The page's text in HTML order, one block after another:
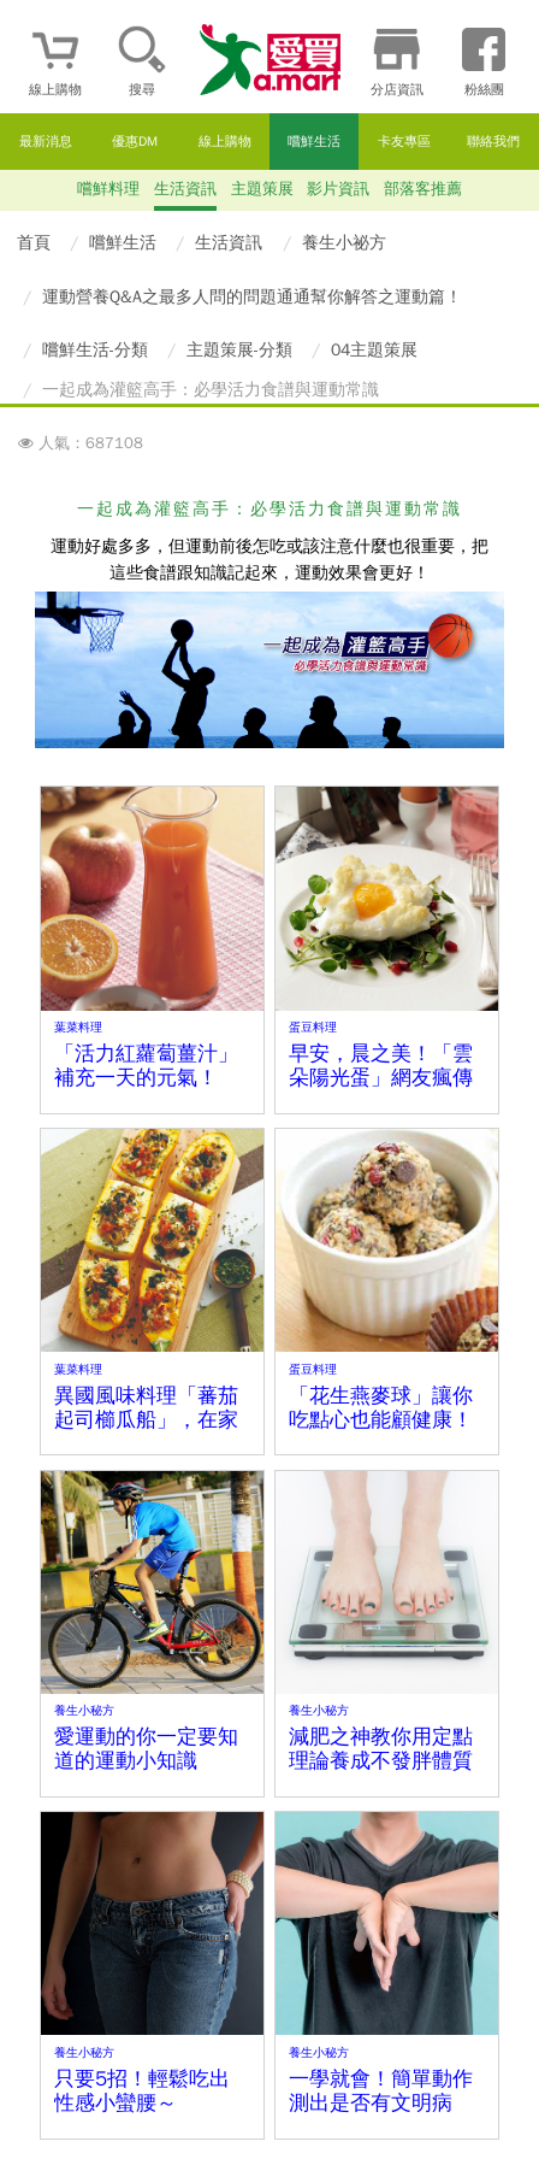
線上購物 搜尋 分店資訊 粉絲團
最新消息 優惠DM 線上購物 嚐鮮生活 卡友專區 聯絡我們
嚐鮮料理 生活資訊 主題策展 影片資訊 部落客推薦
首頁 嚐鮮生活 生活資訊 養生小祕方
運動營養Q&A之最多人問的問題通通幫你解答之運動篇！
嚐鮮生活-分類 主題策展-分類
04主題策展
一起成為灌籃高手：必學活力食譜與運動常識
人氣：687108
一起成為灌籃高手：必學活力食譜與運動常識
運動好處多多，但運動前後怎吃或該注意什麼也很重要，把
這些食譜跟知識記起來，運動效果會更好！
葉菜料理
「活力紅蘿蔔薑汁」
補充一天的元氣！
蛋豆料理
早安，晨之美！「雲
朵陽光蛋」網友瘋傳
葉菜料理
異國風味料理「蕃茄
起司櫛瓜船」，在家
蛋豆料理
「花生燕麥球」讓你
吃點心也能顧健康！
養生小秘方
愛運動的你一定要知
道的運動小知識
養生小秘方
減肥之神教你用定點
理論養成不發胖體質
養生小秘方
只要5招！輕鬆吃出
性感小蠻腰～
養生小秘方
一學就會！簡單動作
測出是否有文明病